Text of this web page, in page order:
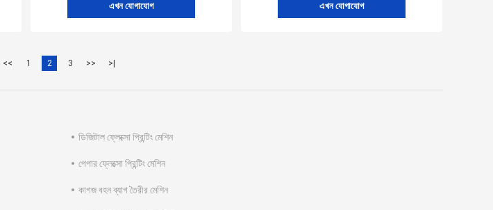
এখন যোগাযোগ এখন যোগাযোগ
<< 1 2 3 >> >|
ডিজিটাল ফ্লেক্সো প্রিন্টিং মেশিন
পেপার ফ্লেক্সো প্রিন্টিং মেশিন
কাগজ বহন ব্যাগ তৈরীর মেশিন